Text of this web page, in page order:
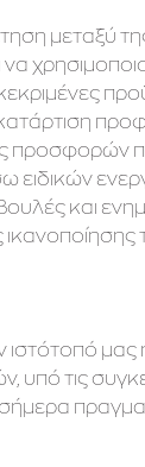
μεταξύ
και
μας
τις